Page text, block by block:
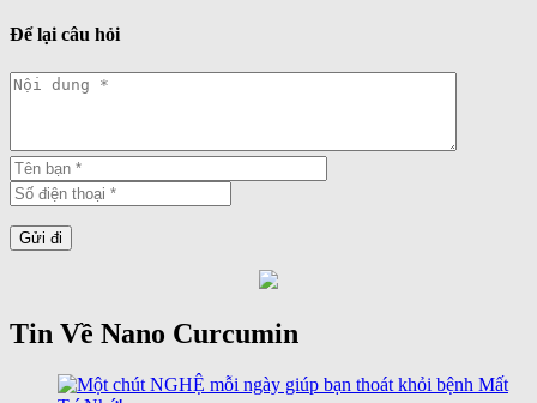
Để lại câu hỏi
Tin Về Nano Curcumin